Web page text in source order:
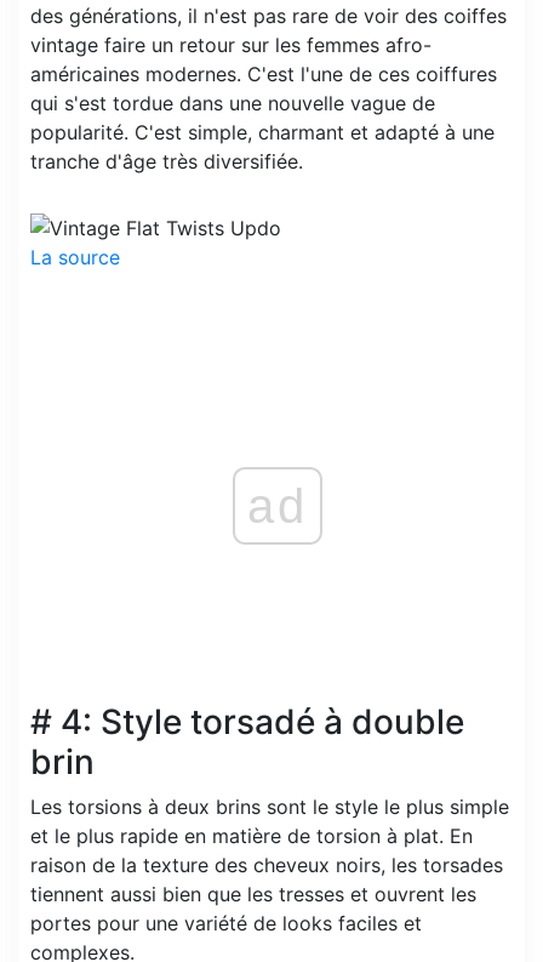
des générations, il n'est pas rare de voir des coiffes
vintage faire un retour sur les femmes afro-
américaines modernes. C'est l'une de ces coiffures
qui s'est tordue dans une nouvelle vague de
popularité. C'est simple, charmant et adapté à une
tranche d'âge très diversifiée.
La source
ad
# 4: Style torsadé à double
brin
Les torsions à deux brins sont le style le plus simple
et le plus rapide en matière de torsion à plat. En
raison de la texture des cheveux noirs, les torsades
tiennent aussi bien que les tresses et ouvrent les
portes pour une variété de looks faciles et
complexes.